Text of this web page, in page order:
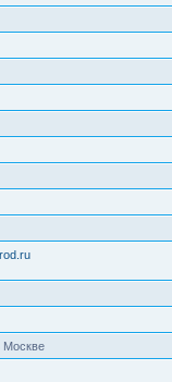
Москве